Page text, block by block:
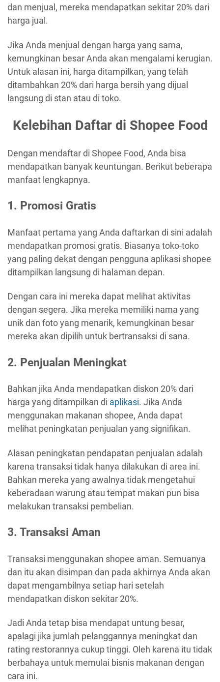
dan menjual, mereka mendapatkan sekitar 20% dari
harga jual.
Jika Anda menjual dengan harga yang sama,
kemungkinan besar Anda akan mengalami kerugian.
Untuk alasan ini, harga ditampilkan, yang telah
ditambahkan 20% dari harga bersih yang dijual
langsung di stan atau di toko.
Kelebihan Daftar di Shopee Food
Dengan mendaftar di Shopee Food, Anda bisa
mendapatkan banyak keuntungan. Berikut beberapa
manfaat lengkapnya.
1. Promosi Gratis
Manfaat pertama yang Anda daftarkan di sini adalah
mendapatkan promosi gratis. Biasanya toko-toko
yang paling dekat dengan pengguna aplikasi shopee
ditampilkan langsung di halaman depan.
Dengan cara ini mereka dapat melihat aktivitas
dengan segera. Jika mereka memiliki nama yang
unik dan foto yang menarik, kemungkinan besar
mereka akan dipilih untuk bertransaksi di sana.
2. Penjualan Meningkat
Bahkan jika Anda mendapatkan diskon 20% dari
harga yang ditampilkan di aplikasi. Jika Anda
menggunakan makanan shopee, Anda dapat
melihat peningkatan penjualan yang signifikan.
Alasan peningkatan pendapatan penjualan adalah
karena transaksi tidak hanya dilakukan di area ini.
Bahkan mereka yang awalnya tidak mengetahui
keberadaan warung atau tempat makan pun bisa
melakukan transaksi pembelian.
3. Transaksi Aman
Transaksi menggunakan shopee aman. Semuanya
dan itu akan disimpan dan pada akhirnya Anda akan
dapat mengambilnya setiap hari setelah
mendapatkan diskon sekitar 20%.
Jadi Anda tetap bisa mendapat untung besar,
apalagi jika jumlah pelanggannya meningkat dan
rating restorannya cukup tinggi. Oleh karena itu tidak
berbahaya untuk memulai bisnis makanan dengan
cara ini.